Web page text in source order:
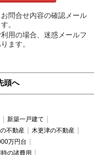
問合せ内容の確認メール
。
用の場合、迷惑メールフ
ます。
頭へ
新築一戸建て
不動産
木更津の不動産
万円台
の諸費用